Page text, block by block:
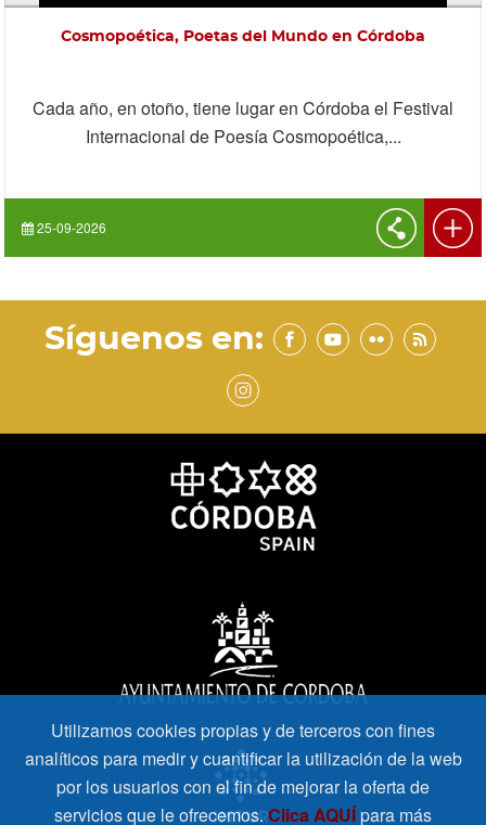
25-09-2026
Cosmopoética, Poetas del Mundo en Córdoba
Cada año, en otoño, tiene lugar en Córdoba el Festival
Internacional de Poesía Cosmopoética,...
Síguenos en:
Utilizamos cookies propias y de terceros con fines
analíticos para medir y cuantificar la utilización de la web
por los usuarios con el fin de mejorar la oferta de
servicios que le ofrecemos. Clica AQUÍpara más